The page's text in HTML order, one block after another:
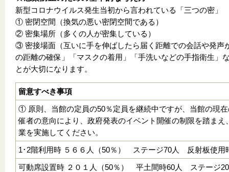
新型コロナウイルス発生当初から言われている「三つの密」
① 密閉空間（換気の悪い密閉空間である）
② 密集場所（多くの人が密集している）
③ 密接場面（互いに手を伸ばしたら届く距離での会話や発声
の距離の確保」「マスクの着用」「手洗いなどの手指衛生」
とが大切になります。
留意すべき事項
① 原則、当館の定員の50％定員を継続中ですが、当館の現
催者の意向により、政府発表のイベント開催の制限を踏ま
業を実施してください。
1･2階利用時 ５６６人（50％） ステージ70人 反射板使用
可動席設置時 ２０１人（50％） 平土間時60人 ステージ